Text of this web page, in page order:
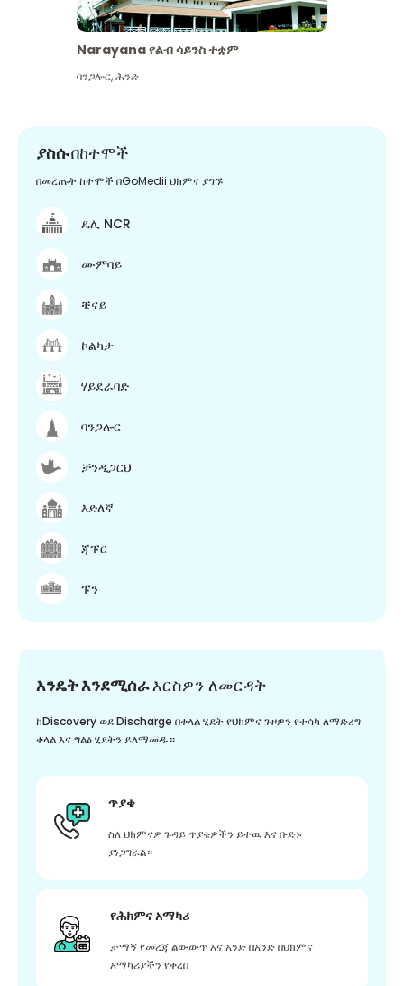
Narayana የልብ ሳይንስ ተቋም
ባንጋሎር,ሕንድ
ያስሱበከተሞች
በመረጡት ከተሞች በGoMedii ህክምና ያግኙ
ዴሊ NCR
ሙምባይ
ቼናይ
ኮልካታ
ሃይደራባድ
ባንጋሎር
ቻንዲጋርህ
እድለኛ
ጃፑር
ፑን
እንዴት እንደሚሰራእርስዎን ለመርዳት
ከDiscovery ወደ Discharge በቀላል ሂደት የህክምና ጉዞዎን የተሳካ ለማድረግ
ቀላል እና ግልፅ ሂደትን ይለማመዱ።
ጥያቄ
ስለ ህክምናዎ ጉዳይ ጥያቄዎችን ይተዉ እና ቡድኑ
ያነጋግራል።
የሕክምና አማካሪ
ታማኝ የመረጃ ልውውጥ እና አንድ በአንድ በህክምና
አማካሪያችን የቀረበ